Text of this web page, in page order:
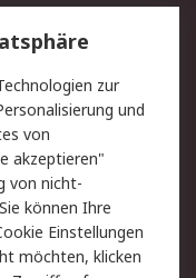
zur
und
von
akzeptieren"
von nicht-
können Ihre
Einstellungen
möchten, klicken